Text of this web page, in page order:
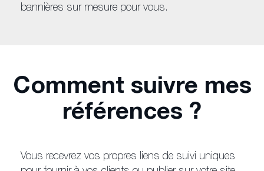
bannières sur mesure pour vous.
Comment suivre mes
références ?
Vous recevrez vos propres liens de suivi uniques